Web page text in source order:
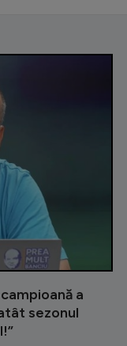
a
sezonul